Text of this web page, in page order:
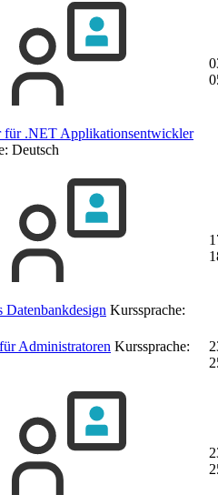
für .NET Applikationsentwickler
Deutsch
Datenbankdesign Kurssprache:
Administratoren Kurssprache: